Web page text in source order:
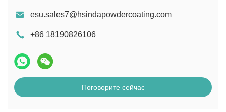
esu.sales7@hsindapowdercoating.com
+86 18190826106
Поговорите сейчас